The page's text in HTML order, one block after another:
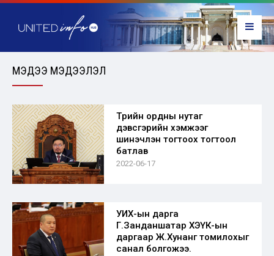
МЭДЭЭ МЭДЭЭЛЭЛ
Төрийн ордны нутаг
дэвсгэрийн хэмжээг
шинэчлэн тогтоох тогтоол
батлав
2022-06-17
УИХ-ын дарга
Г.Занданшатар ХЭҮК-ын
даргаар Ж.Хунанг томилохыг
санал болгожээ.